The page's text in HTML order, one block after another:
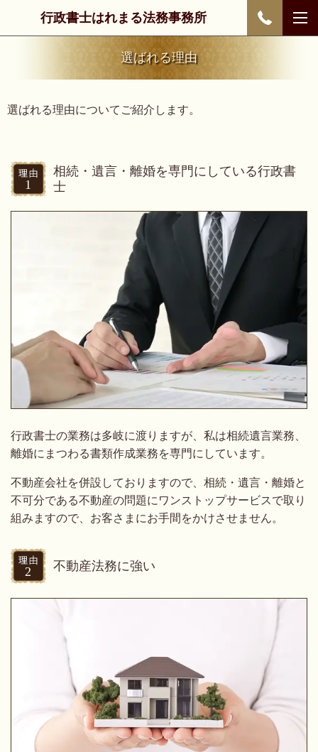
行政書士はれまる法務事務所
選ばれる理由
選ばれる理由についてご紹介します。
相続・遺言・離婚を専門にしている行政書
士
行政書士の業務は多岐に渡りますが、私は相続遺言業務、
離婚にまつわる書類作成業務を専門にしています。
不動産会社を併設しておりますので、相続・遺言・離婚と
不可分である不動産の問題にワンストップサービスで取り
組みますので、お客さまにお手間をかけさせません。
不動産法務に強い